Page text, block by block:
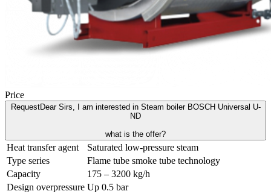
Price
RequestDear Sirs, I am interested in Steam boiler BOSCH Universal U-
ND
what is the offer?
Heat transfer agent
Saturated low-pressure steam
Type series
Flame tube smoke tube technology
Capacity
175 – 3200 kg/h
Design overpressure Up 0.5 bar